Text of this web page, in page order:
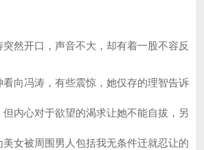
开口，声音不大，却有着一股不容反
冯涛，有些震惊，她仅存的理智告诉
内心对于欲望的渴求让她不能自拔，另
美女被周围男人包括我无条件迁就忍让的